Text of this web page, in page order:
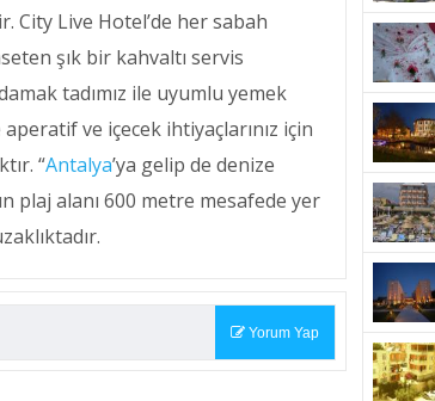
City Live Hotel’de her sabah
şık bir kahvaltı servis
tadımız ile uyumlu yemek
ve içecek ihtiyaçlarınız için
“Antalya’ya gelip de denize
plaj alanı 600 metre mesafede yer
Yorum Yap